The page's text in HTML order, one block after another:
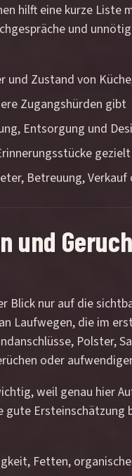
hilft eine kurze
und
Zustand von
Zugangshürden gibt
Entsorgung und
Betreuung,
und
Blick nur auf die
Laufwegen, die im
Polster,
oder
weil genau hier
Fetten,